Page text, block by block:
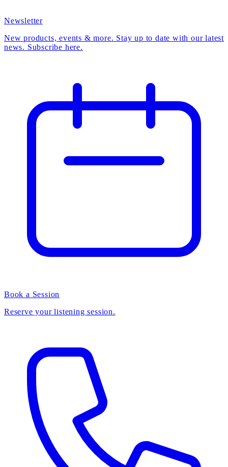
Newsletter
New products, events & more. Stay up to date with our latest
news. Subscribe here.
Book a Session
Reserve your listening session.